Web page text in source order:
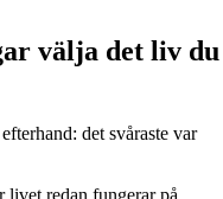
välja det liv du
det svåraste var